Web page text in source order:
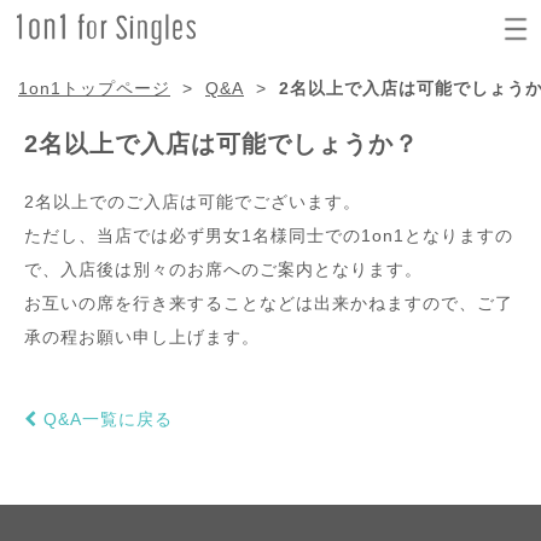
1on1トップページ > Q&A > 2名以上で入店は可能でしょう
2名以上で入店は可能でしょうか？
2名以上でのご入店は可能でございます。
ただし、当店では必ず男女1名様同士での1on1となりますの
で、入店後は別々のお席へのご案内となります。
お互いの席を行き来することなどは出来かねますので、ご了
承の程お願い申し上げます。
Q&A一覧に戻る